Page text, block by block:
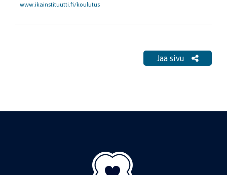
www.ikainstituutti.fi/koulutus
Jaa sivu